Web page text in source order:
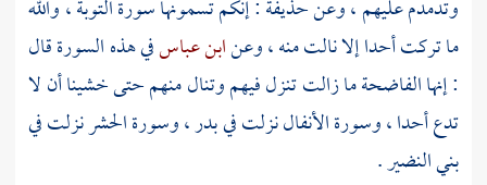
وتدمدم عليهم ، وعنحذيفة: إنكم تسمونها سورة التوبة ، والله
ما تركت أحدا إلا نالت منه ، وعنابن عباسفي هذه السورة قال
: إنها الفاضحة ما زالت تنزل فيهم وتنال منهم حتى خشينا أن لا
تدع أحدا ، وسورة الأنفال نزلت فيبدر، وسورة الحشر نزلت في
بني النضير.